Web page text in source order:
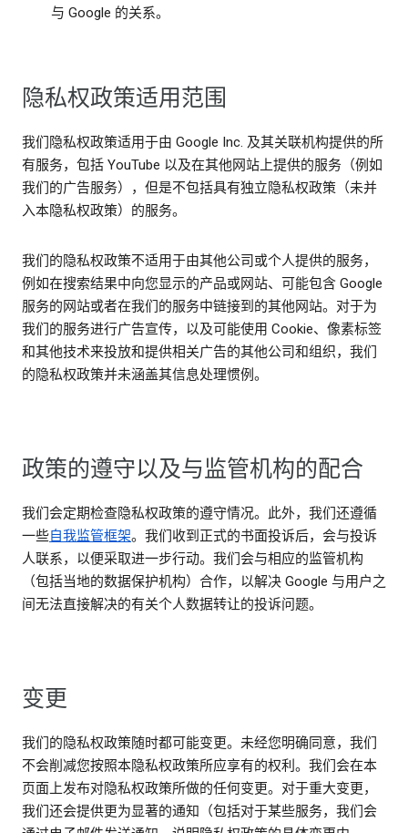
与 Google 的关系。
隐私权政策适用范围
我们隐私权政策适用于由 Google Inc. 及其关联机构提供的所
有服务，包括 YouTube 以及在其他网站上提供的服务（例如
我们的广告服务），但是不包括具有独立隐私权政策（未并
入本隐私权政策）的服务。
我们的隐私权政策不适用于由其他公司或个人提供的服务，
例如在搜索结果中向您显示的产品或网站、可能包含 Google
服务的网站或者在我们的服务中链接到的其他网站。对于为
我们的服务进行广告宣传，以及可能使用 Cookie、像素标签
和其他技术来投放和提供相关广告的其他公司和组织，我们
的隐私权政策并未涵盖其信息处理惯例。
政策的遵守以及与监管机构的配合
我们会定期检查隐私权政策的遵守情况。此外，我们还遵循
一些自我监管框架。我们收到正式的书面投诉后，会与投诉
人联系，以便采取进一步行动。我们会与相应的监管机构
（包括当地的数据保护机构）合作，以解决 Google 与用户之
间无法直接解决的有关个人数据转让的投诉问题。
变更
我们的隐私权政策随时都可能变更。未经您明确同意，我们
不会削减您按照本隐私权政策所应享有的权利。我们会在本
页面上发布对隐私权政策所做的任何变更。对于重大变更，
我们还会提供更为显著的通知（包括对于某些服务，我们会